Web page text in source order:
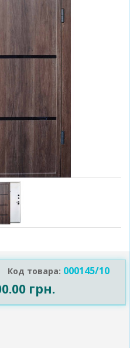
Код товара: 000145/10
грн.